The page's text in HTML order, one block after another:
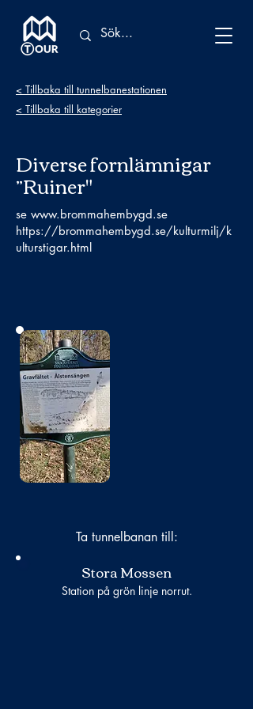
< Tillbaka till tunnelbanestationen
< Tillbaka till kategorier
Diverse fornlämnigar
”Ruiner"
se www.brommahembygd.se
https://brommahembygd.se/kulturmilj/k
ulturstigar.html
Bild
saknas
Ta tunnelbanan till:
Stora Mossen
Station på grön linje norrut.